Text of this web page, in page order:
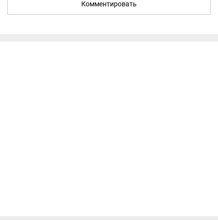
Комментировать